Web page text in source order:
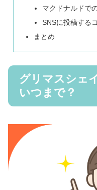
マクドナルドで
SNSに投稿する
まとめ
グリマスシェ
いつまで？